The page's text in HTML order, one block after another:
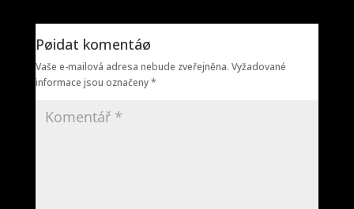
Pøidat komentáø
Vaše e-mailová adresa nebude zveřejněna. Vyžadované
informace jsou označeny*